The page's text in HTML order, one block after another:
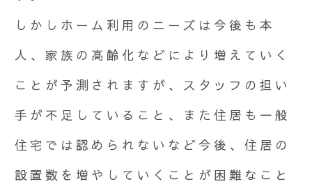
しかしホーム利用のニーズは今後も本
人、家族の高齢化などにより増えていく
ことが予測されますが、スタッフの担い
手が不足していること、また住居も一般
住宅では認められないなど今後、住居の
設置数を増やしていくことが困難なこと